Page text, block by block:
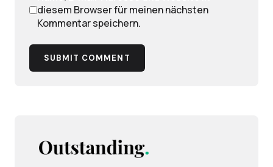
diesem Browser für meinen nächsten
Kommentar speichern.
SUBMIT COMMENT